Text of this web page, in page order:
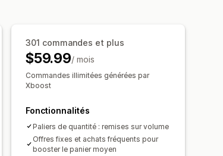
de quantités
forfaitaires
Abonnements
Campagnes
Segmentation
301 commandes et plus
$59.99/ mois
Commandes illimitées générées par
Xboost
Fonctionnalités
Paliers de quantité : remises sur volume
Offres fixes et achats fréquents pour
booster le panier moyen